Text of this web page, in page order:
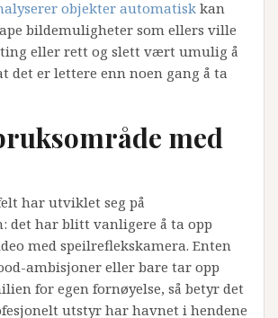
objekter automatisk kan
bildemuligheter som ellers ville
eller rett og slett vært umulig å
det er lettere enn noen gang å ta
med
har utviklet seg på
det har blitt vanligere å ta opp
med speilreflekskamera. Enten
ambisjoner eller bare tar opp
for egen fornøyelse, så betyr det
utstyr har havnet i hendene